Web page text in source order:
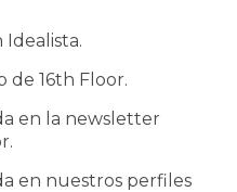
Idealista.
de 16th Floor.
en la newsletter
en nuestros perfiles